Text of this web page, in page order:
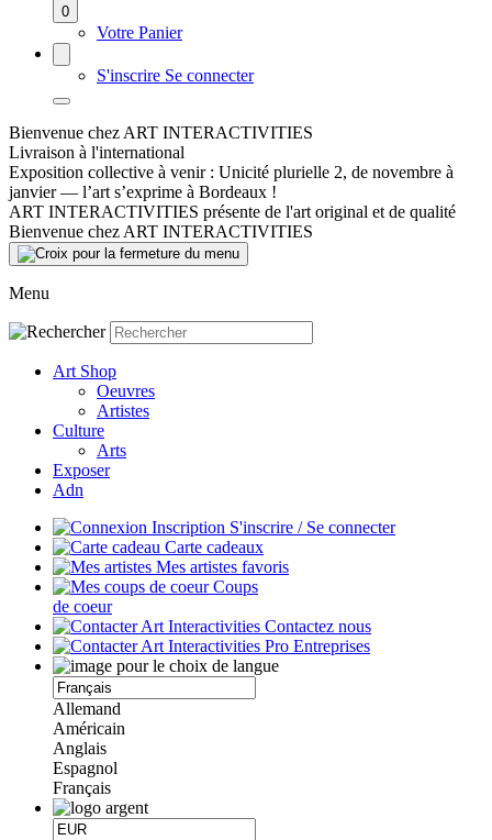
0
Votre Panier
S'inscrire Se connecter
Bienvenue chez ART INTERACTIVITIES
Livraison à l'international
Exposition collective à venir : Unicité plurielle 2, de novembre à
janvier — l’art s’exprime à Bordeaux !
ART INTERACTIVITIES présente de l'art original et de qualité
Bienvenue chez ART INTERACTIVITIES
Menu
Art Shop
Oeuvres
Artistes
Culture
Arts
Exposer
Adn
S'inscrire / Se connecter
Carte cadeaux
Mes artistes favoris
Coups
de coeur
Contactez nous
Entreprises
Allemand
Américain
Anglais
Espagnol
Français